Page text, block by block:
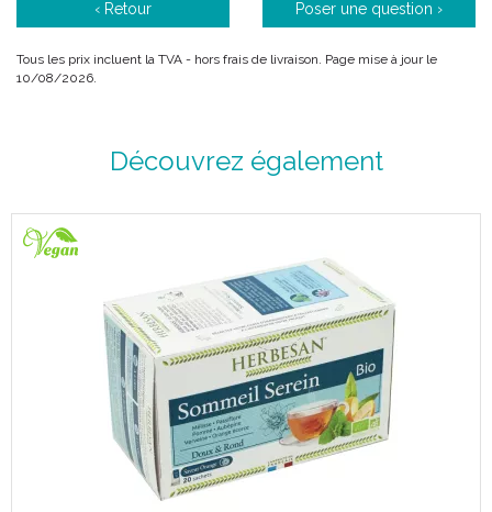
‹ Retour Poser une question ›
Tous les prix incluent la TVA - hors frais de livraison. Page mise à jour le
10/08/2026.
Découvrez également